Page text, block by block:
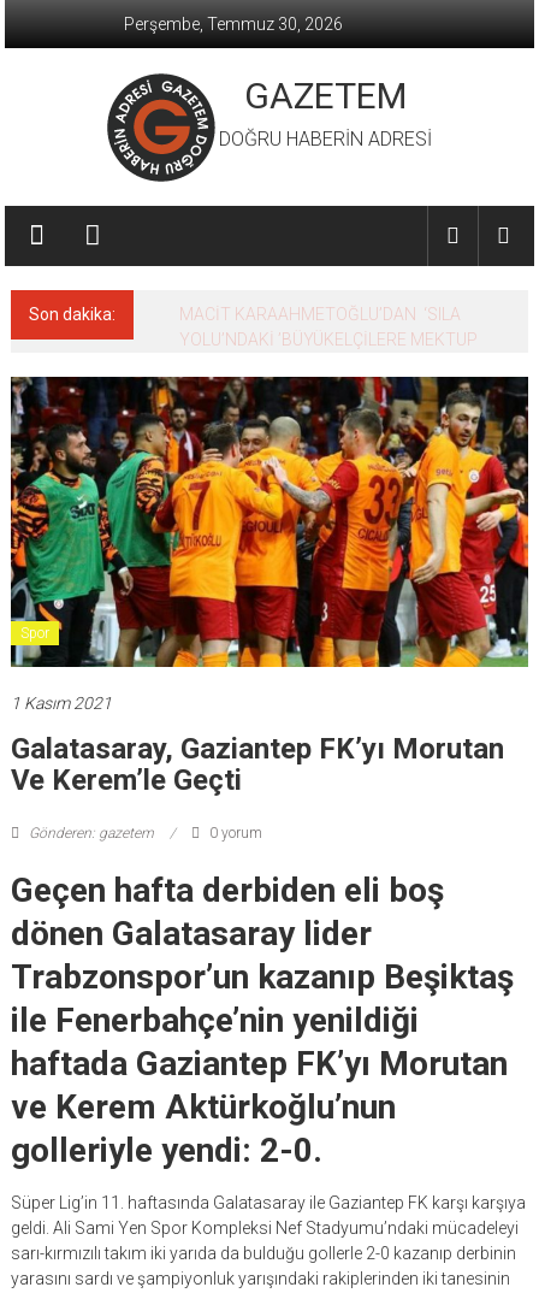
Perşembe, Temmuz 30, 2026
GAZETEM
DOĞRU HABERİN ADRESİ
Son dakika:
MACİT KARAAHMETOĞLU’DAN ‘SILA
YOLU’NDAKİ ’BÜYÜKELÇİLERE MEKTUP
Spor
1 Kasım 2021
Galatasaray, Gaziantep FK’yı Morutan
Ve Kerem’le Geçti
Gönderen: gazetem 0 yorum
Geçen hafta derbiden eli boş
dönen Galatasaray lider
Trabzonspor’un kazanıp Beşiktaş
ile Fenerbahçe’nin yenildiği
haftada Gaziantep FK’yı Morutan
ve Kerem Aktürkoğlu’nun
golleriyle yendi: 2-0.
Süper Lig’in 11. haftasında Galatasaray ile Gaziantep FK karşı karşıya
geldi. Ali Sami Yen Spor Kompleksi Nef Stadyumu’ndaki mücadeleyi
sarı-kırmızılı takım iki yarıda da bulduğu gollerle 2-0 kazanıp derbinin
yarasını sardı ve şampiyonluk yarışındaki rakiplerinden iki tanesinin